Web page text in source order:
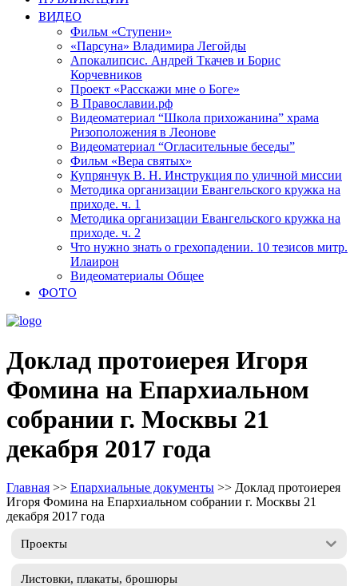
ВИДЕО
Фильм «Ступени»
«Парсуна» Владимира Легойды
Апокалипсис. Андрей Ткачев и Борис
Корчевников
Проект «Расскажи мне о Боге»
В Православии.рф
Видеоматериал “Школа прихожанина” храма
Ризоположения в Леонове
Видеоматериал “Огласительные беседы”
Фильм «Вера святых»
Купрянчук В. Н. Инструкция по уличной миссии
Методика организации Евангельского кружка на
приходе. ч. 1
Методика организации Евангельского кружка на
приходе. ч. 2
Что нужно знать о грехопадении. 10 тезисов митр.
Илаирон
Видеоматериалы Общее
ФОТО
Доклад протоиерея Игоря
Фомина на Епархиальном
собрании г. Москвы 21
декабря 2017 года
Главная >> Епархиальные документы >> Доклад протоиерея
Игоря Фомина на Епархиальном собрании г. Москвы 21
декабря 2017 года
Проекты
Листовки, плакаты, брошюры